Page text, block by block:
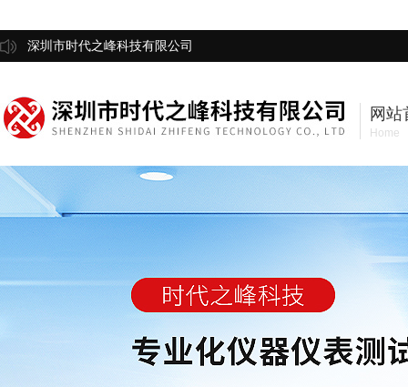
深圳市时代之峰科技有限公司
网站
Home